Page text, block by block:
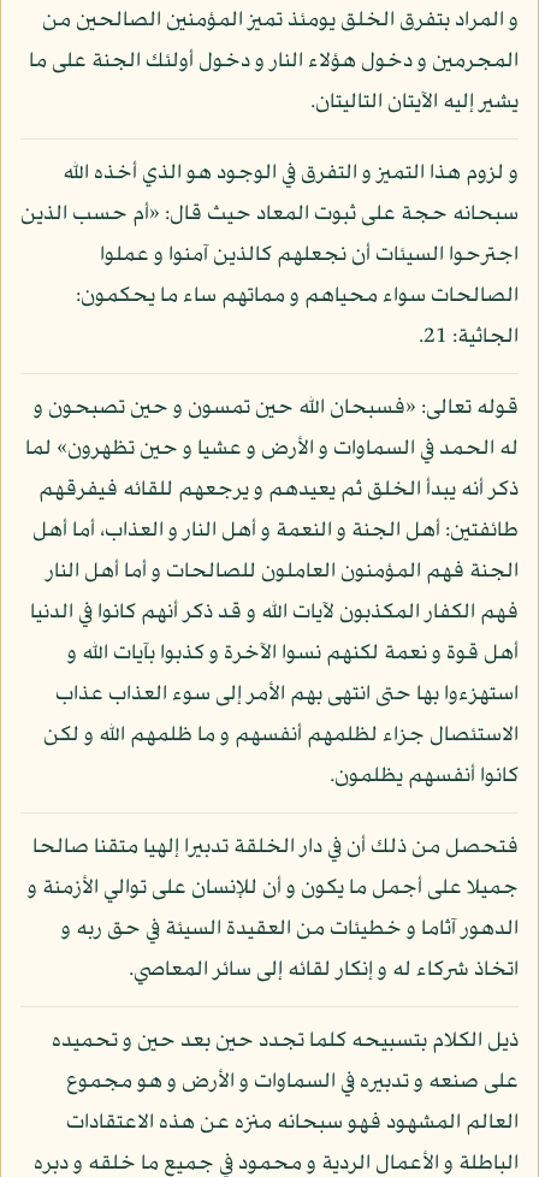
و المراد بتفرق الخلق يومئذ تميز المؤمنين الصالحين من
المجرمين و دخول هؤلاء النار و دخول أولئك الجنة على ما
يشير إليه الآيتان التاليتان.
و لزوم هذا التميز و التفرق في الوجود هو الذي أخذه الله
سبحانه حجة على ثبوت المعاد حيث قال: «أم حسب الذين
اجترحوا السيئات أن نجعلهم كالذين آمنوا و عملوا
الصالحات سواء محياهم و مماتهم ساء ما يحكمون:
الجاثية: 21.
قوله تعالى: «فسبحان الله حين تمسون و حين تصبحون و
له الحمد في السماوات و الأرض و عشيا و حين تظهرون» لما
ذكر أنه يبدأ الخلق ثم يعيدهم و يرجعهم للقائه فيفرقهم
طائفتين: أهل الجنة و النعمة و أهل النار و العذاب، أما أهل
الجنة فهم المؤمنون العاملون للصالحات و أما أهل النار
فهم الكفار المكذبون لآيات الله و قد ذكر أنهم كانوا في الدنيا
أهل قوة و نعمة لكنهم نسوا الآخرة و كذبوا بآيات الله و
استهزءوا بها حتى انتهى بهم الأمر إلى سوء العذاب عذاب
الاستئصال جزاء لظلمهم أنفسهم و ما ظلمهم الله و لكن
كانوا أنفسهم يظلمون.
فتحصل من ذلك أن في دار الخلقة تدبيرا إلهيا متقنا صالحا
جميلا على أجمل ما يكون و أن للإنسان على توالي الأزمنة و
الدهور آثاما و خطيئات من العقيدة السيئة في حق ربه و
اتخاذ شركاء له و إنكار لقائه إلى سائر المعاصي.
ذيل الكلام بتسبيحه كلما تجدد حين بعد حين و تحميده
على صنعه و تدبيره في السماوات و الأرض و هو مجموع
العالم المشهود فهو سبحانه منزه عن هذه الاعتقادات
الباطلة و الأعمال الردية و محمود في جميع ما خلقه و دبره